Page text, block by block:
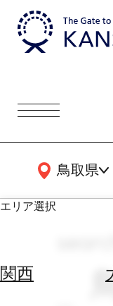
鳥取県
関西広域MAP
エリア選択
関西